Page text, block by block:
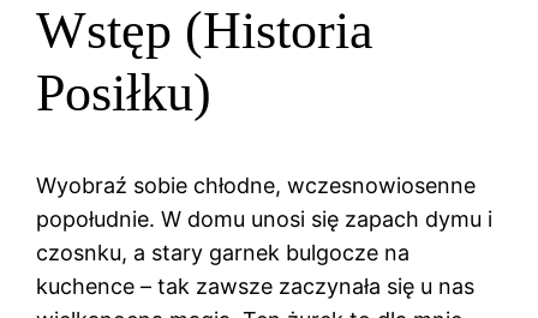
Wstęp (Historia
Posiłku)
Wyobraź sobie chłodne, wczesnowiosenne
popołudnie. W domu unosi się zapach dymu i
czosnku, a stary garnek bulgocze na
kuchence – tak zawsze zaczynała się u nas